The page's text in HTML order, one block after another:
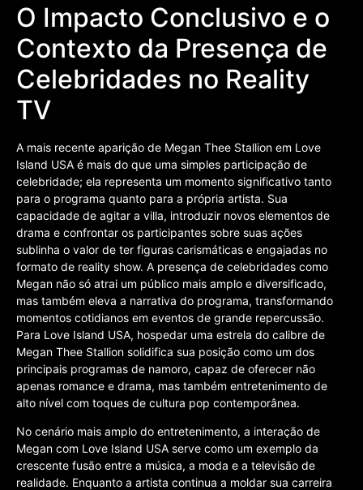
O Impacto Conclusivo e o
Contexto da Presença de
Celebridades no Reality
TV
A mais recente aparição de Megan Thee Stallion em Love
Island USA é mais do que uma simples participação de
celebridade; ela representa um momento significativo tanto
para o programa quanto para a própria artista. Sua
capacidade de agitar a villa, introduzir novos elementos de
drama e confrontar os participantes sobre suas ações
sublinha o valor de ter figuras carismáticas e engajadas no
formato de reality show. A presença de celebridades como
Megan não só atrai um público mais amplo e diversificado,
mas também eleva a narrativa do programa, transformando
momentos cotidianos em eventos de grande repercussão.
Para Love Island USA, hospedar uma estrela do calibre de
Megan Thee Stallion solidifica sua posição como um dos
principais programas de namoro, capaz de oferecer não
apenas romance e drama, mas também entretenimento de
alto nível com toques de cultura pop contemporânea.
No cenário mais amplo do entretenimento, a interação de
Megan com Love Island USA serve como um exemplo da
crescente fusão entre a música, a moda e a televisão de
realidade. Enquanto a artista continua a moldar sua carreira